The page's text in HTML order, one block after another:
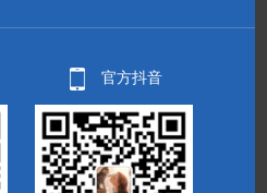
官方抖音